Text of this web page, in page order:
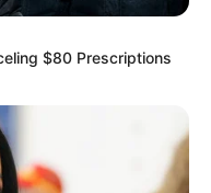
$80 Prescriptions